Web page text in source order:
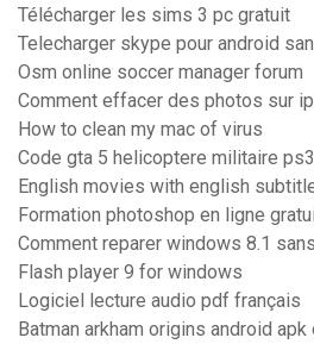
Télécharger les sims 3 pc gratuit
Telecharger skype pour android
Osm online soccer manager forum
Comment effacer des photos sur
How to clean my mac of virus
Code gta 5 helicoptere militaire ps3
English movies with english
Formation photoshop en ligne
Comment reparer windows 8.1
Flash player 9 for windows
Logiciel lecture audio pdf français
Batman arkham origins android apk